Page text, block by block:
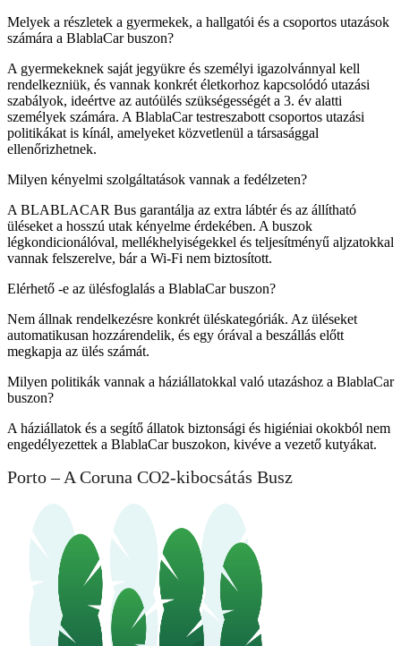
Melyek a részletek a gyermekek, a hallgatói és a csoportos utazások
számára a BlablaCar buszon?
A gyermekeknek saját jegyükre és személyi igazolvánnyal kell
rendelkezniük, és vannak konkrét életkorhoz kapcsolódó utazási
szabályok, ideértve az autóülés szükségességét a 3. év alatti
személyek számára. A BlablaCar testreszabott csoportos utazási
politikákat is kínál, amelyeket közvetlenül a társasággal
ellenőrizhetnek.
Milyen kényelmi szolgáltatások vannak a fedélzeten?
A BLABLACAR Bus garantálja az extra lábtér és az állítható
üléseket a hosszú utak kényelme érdekében. A buszok
légkondicionálóval, mellékhelyiségekkel és teljesítményű aljzatokkal
vannak felszerelve, bár a Wi-Fi nem biztosított.
Elérhető -e az ülésfoglalás a BlablaCar buszon?
Nem állnak rendelkezésre konkrét üléskategóriák. Az üléseket
automatikusan hozzárendelik, és egy órával a beszállás előtt
megkapja az ülés számát.
Milyen politikák vannak a háziállatokkal való utazáshoz a BlablaCar
buszon?
A háziállatok és a segítő állatok biztonsági és higiéniai okokból nem
engedélyezettek a BlablaCar buszokon, kivéve a vezető kutyákat.
Porto – A Coruna CO2-kibocsátás Busz